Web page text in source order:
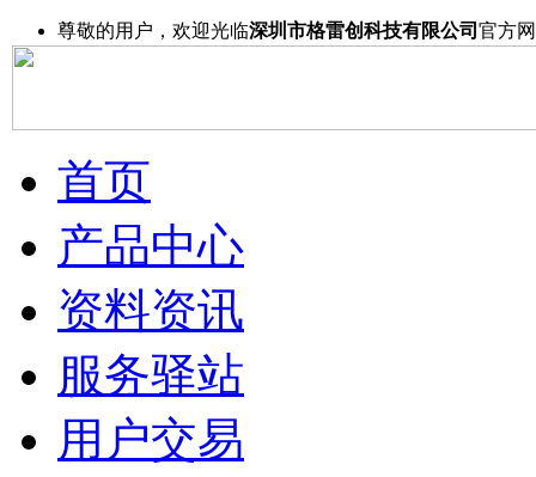
尊敬的用户，欢迎光临深圳市格雷创科技有限公司 官方
首页
产品中心
资料资讯
服务驿站
用户交易